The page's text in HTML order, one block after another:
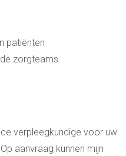
patiënten
zorgteams
verpleegkundige voor uw
aanvraag kunnen mijn